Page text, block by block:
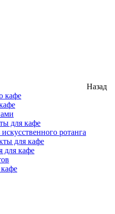
Назад
кафе
для кафе
ротанга
для кафе
для кафе